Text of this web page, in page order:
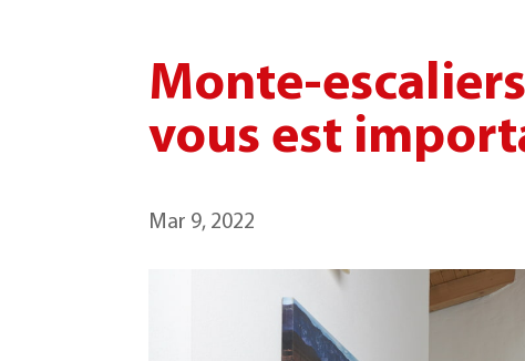
Monte-
vous est
Mar 9, 2022